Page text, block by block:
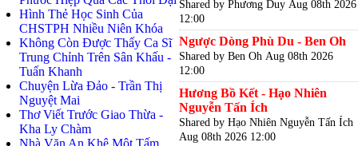
Hình Thẻ Học Sinh Của
CHSTPH Nhiều Niên Khóa
Không Còn Được Thấy Ca Sĩ
Trung Chỉnh Trên Sân Khấu -
Tuấn Khanh
Chuyện Lừa Đảo - Trần Thị
Nguyệt Mai
Thơ Viết Trước Giao Thừa -
Kha Ly Chàm
Nhà Văn An Khê Một Tấm
Shared by Phương Duy Aug 08th 2026
12:00
Ngược Dòng Phù Du - Ben Oh
Shared by Ben Oh Aug 08th 2026
12:00
Hương Bồ Kết - Hạo Nhiên
Nguyễn Tấn Ích
Shared by Hạo Nhiên Nguyễn Tấn Ích
Aug 08th 2026 12:00